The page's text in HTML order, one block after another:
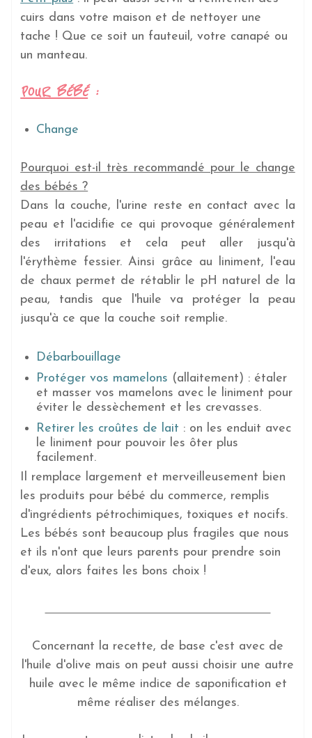
cuirs dans votre maison et de nettoyer une
tache ! Que ce soit un fauteuil, votre canapé ou
un manteau.
POUR BÉBÉ:
Change
Pourquoi est-il très recommandé pour le change
des bébés ?
Dans la couche, l'urine reste en contact avec la
peau et l'acidifie ce qui provoque généralement
des irritations et cela peut aller jusqu'à
l'érythème fessier. Ainsi grâce au liniment, l'eau
de chaux permet de rétablir le pH naturel de la
peau, tandis que l'huile va protéger la peau
jusqu'à ce que la couche soit remplie.
Débarbouillage
Protéger vos mamelons (allaitement) : étaler
et masser vos mamelons avec le liniment pour
éviter le dessèchement et les crevasses.
Retirer les croûtes de lait : on les enduit avec
le liniment pour pouvoir les ôter plus
facilement.
Il remplace largement et merveilleusement bien
les produits pour bébé du commerce, remplis
d'ingrédients pétrochimiques, toxiques et nocifs.
Les bébés sont beaucoup plus fragiles que nous
et ils n'ont que leurs parents pour prendre soin
d'eux, alors faites les bons choix !
Concernant la recette, de base c'est avec de
l'huile d'olive mais on peut aussi choisir une autre
huile avec le même indice de saponification et
même réaliser des mélanges.